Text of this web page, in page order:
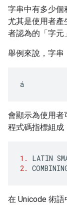
字串中有多少個
尤其是使用者產
者認為的「字元
舉例來說，字串
會顯示為使用者
程式碼指標組成
1. LATIN
2.
在 Unicode 術